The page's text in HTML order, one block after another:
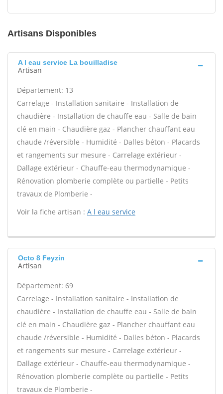
Artisans Disponibles
A l eau service La bouilladise
Artisan
Département: 13
Carrelage - Installation sanitaire - Installation de
chaudière - Installation de chauffe eau - Salle de bain
clé en main - Chaudière gaz - Plancher chauffant eau
chaude /réversible - Humidité - Dalles béton - Placards
et rangements sur mesure - Carrelage extérieur -
Dallage extérieur - Chauffe-eau thermodynamique -
Rénovation plomberie complète ou partielle - Petits
travaux de Plomberie -
Voir la fiche artisan : A l eau service
Octo 8 Feyzin
Artisan
Département: 69
Carrelage - Installation sanitaire - Installation de
chaudière - Installation de chauffe eau - Salle de bain
clé en main - Chaudière gaz - Plancher chauffant eau
chaude /réversible - Humidité - Dalles béton - Placards
et rangements sur mesure - Carrelage extérieur -
Dallage extérieur - Chauffe-eau thermodynamique -
Rénovation plomberie complète ou partielle - Petits
travaux de Plomberie -